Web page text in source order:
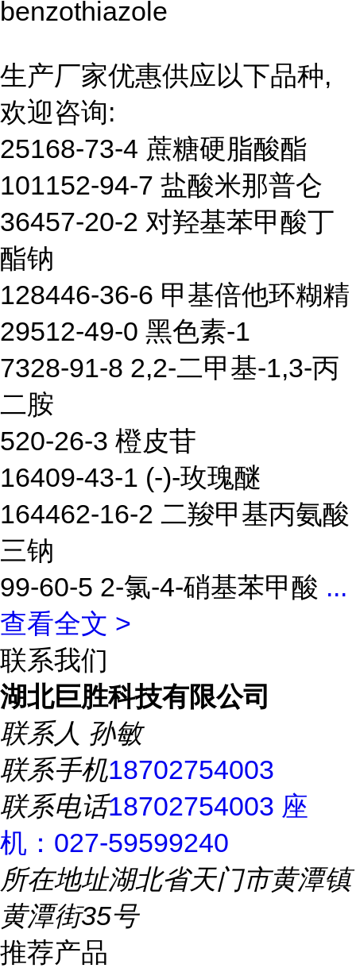
benzothiazole
生产厂家优惠供应以下品种,
欢迎咨询:
25168-73-4 蔗糖硬脂酸酯
101152-94-7 盐酸米那普仑
36457-20-2 对羟基苯甲酸丁
酯钠
128446-36-6 甲基倍他环糊精
29512-49-0 黑色素-1
7328-91-8 2,2-二甲基-1,3-丙
二胺
520-26-3 橙皮苷
16409-43-1 (-)-玫瑰醚
164462-16-2 二羧甲基丙氨酸
三钠
99-60-5 2-氯-4-硝基苯甲酸 ...
查看全文 >
联系我们
湖北巨胜科技有限公司
联系人 孙敏
联系手机18702754003
联系电话18702754003 座
机：027-59599240
所在地址湖北省天门市黄潭镇
黄潭街35号
推荐产品